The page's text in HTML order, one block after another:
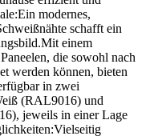
modernes,
schafft ein
einem
die sowohl nach
werden können, bieten
in zwei
(RAL9016) und
jeweils in einer Lage